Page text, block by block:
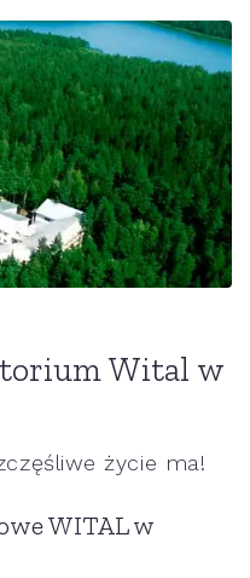
Wital w
życie ma!
WITAL w